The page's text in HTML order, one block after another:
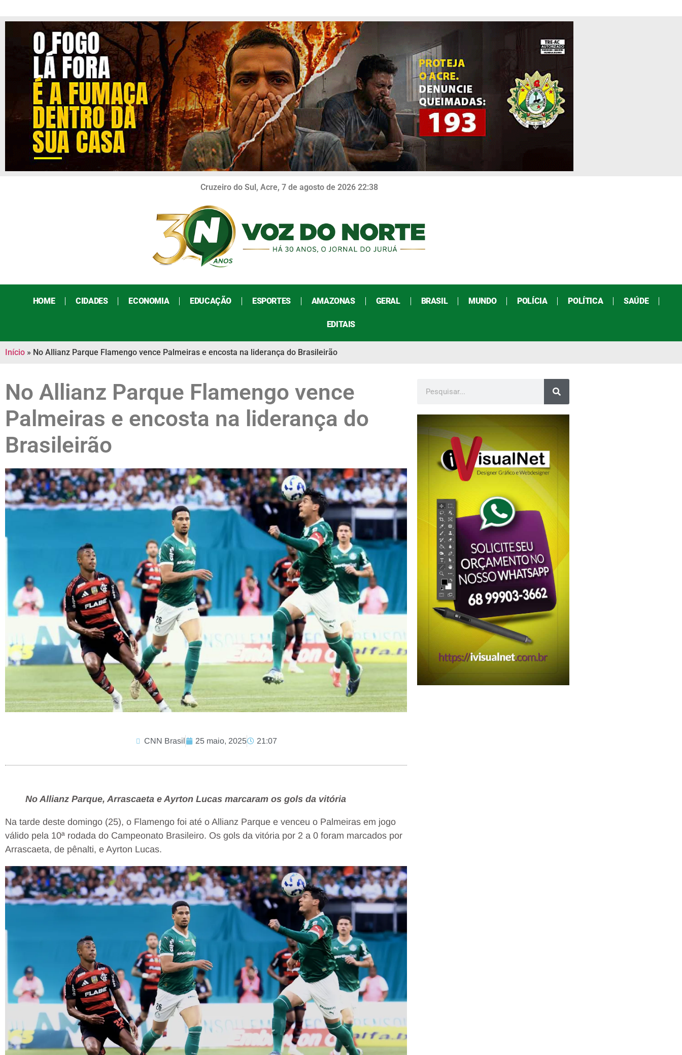
Cruzeiro do Sul, Acre, 7 de agosto de 2026 22:38
HOME CIDADES ECONOMIA EDUCAÇÃO ESPORTES AMAZONAS GERAL BRASIL MUNDO POLÍCIA POLÍTICA SAÚDE
EDITAIS
Início » No Allianz Parque Flamengo vence Palmeiras e encosta na liderança do Brasileirão
No Allianz Parque Flamengo vence
Palmeiras e encosta na liderança do
Brasileirão
CNN Brasil 25 maio, 2025 21:07
No Allianz Parque, Arrascaeta e Ayrton Lucas marcaram os gols da vitória
Na tarde deste domingo (25), o Flamengo foi até o Allianz Parque e venceu o Palmeiras em jogo
válido pela 10ª rodada do Campeonato Brasileiro. Os gols da vitória por 2 a 0 foram marcados por
Arrascaeta, de pênalti, e Ayrton Lucas.